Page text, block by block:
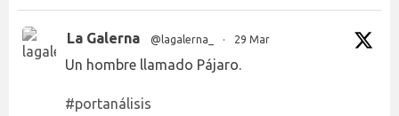
La Galerna @lagalerna_ · 29 Mar
Un hombre llamado Pájaro.
#portanálisis